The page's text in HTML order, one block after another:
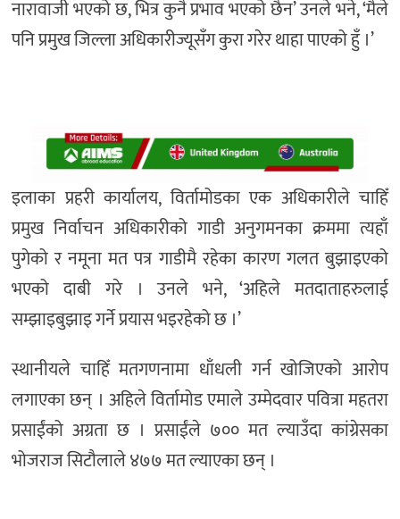
नारावाजी भएको छ, भित्र कुनै प्रभाव भएको छैन’ उनले भने, ‘मैले
पनि प्रमुख जिल्ला अधिकारीज्यूसँग कुरा गरेर थाहा पाएको हुँ ।’
इलाका प्रहरी कार्यालय, विर्तामोडका एक अधिकारीले चाहिँ
प्रमुख निर्वाचन अधिकारीको गाडी अनुगमनका क्रममा त्यहाँ
पुगेको र नमूना मत पत्र गाडीमै रहेका कारण गलत बुझाइएको
भएको दाबी गरे । उनले भने, ‘अहिले मतदाताहरुलाई
सम्झाइबुझाइ गर्ने प्रयास भइरहेको छ ।’
स्थानीयले चाहिँ मतगणनामा धाँधली गर्न खोजिएको आरोप
लगाएका छन् । अहिले विर्तामोड एमाले उम्मेदवार पवित्रा महतरा
प्रसाईंको अग्रता छ । प्रसाईंले ७०० मत ल्याउँदा कांग्रेसका
भोजराज सिटौलाले ४७७ मत ल्याएका छन् ।